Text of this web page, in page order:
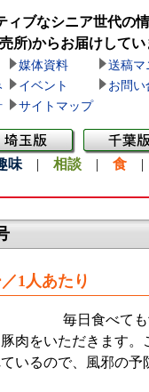
ィブなシニア世代の
所)からお届けしてい
媒体資料
送稿マ
イベント
お問い
サイトマップ
味 | 相談 | 食
1人あたり
毎日食べても
肉をいただきます
いるので、風邪の予